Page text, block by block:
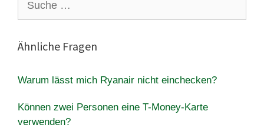
nach:
Ähnliche Fragen
Warum lässt mich Ryanair nicht einchecken?
Können zwei Personen eine T-Money-Karte
verwenden?